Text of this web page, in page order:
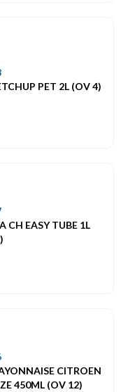
PET 2L (OV 4)
CH EASY TUBE 1L
CITROEN
450ML (OV 12)